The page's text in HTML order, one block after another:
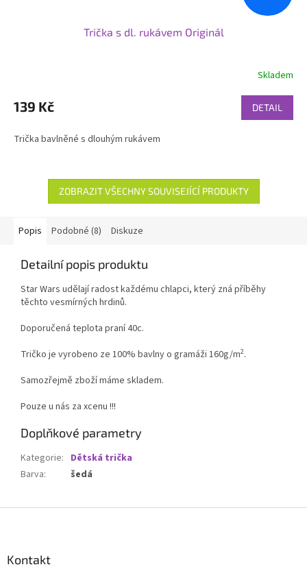
Trička s dl. rukávem Originál
Skladem
139 Kč DETAIL
Trička bavlněné s dlouhým rukávem
ZOBRAZIT VŠECHNY SOUVISEJÍCÍ PRODUKTY
Popis Podobné (8) Diskuze
Detailní popis produktu
Star Wars udělají radost každému chlapci, který zná příběhy
těchto vesmírných hrdinů.
Doporučená teplota praní 40c.
Tričko je vyrobeno ze 100% bavlny o gramáži 160g/m2.
Samozřejmě zboží máme skladem.
Pouze u nás za xcenu !!!
Doplňkové parametry
Kategorie: Dětská trička
Barva: šedá
Kontakt